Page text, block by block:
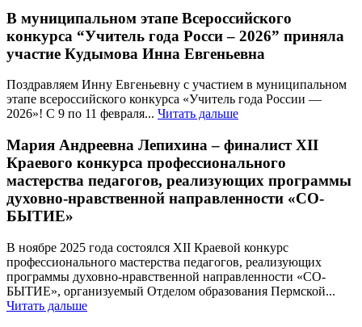
В муниципальном этапе Всероссийского
конкурса “Учитель года Росси – 2026” приняла
участие Кудымова Инна Евгеньевна
Поздравляем Инну Евгеньевну с участием в муниципальном
этапе всероссийского конкурса «Учитель года России —
2026»! С 9 по 11 февраля... Читать дальше
Мария Андреевна Лепихина – финалист XII
Краевого конкурса профессионального
мастерства педагогов, реализующих программы
духовно-нравственной направленности «СО-
БЫТИЕ»
В ноябре 2025 года состоялся XII Краевой конкурс
профессионального мастерства педагогов, реализующих
программы духовно-нравственной направленности «СО-
БЫТИЕ», организуемый Отделом образования Пермской...
Читать дальше